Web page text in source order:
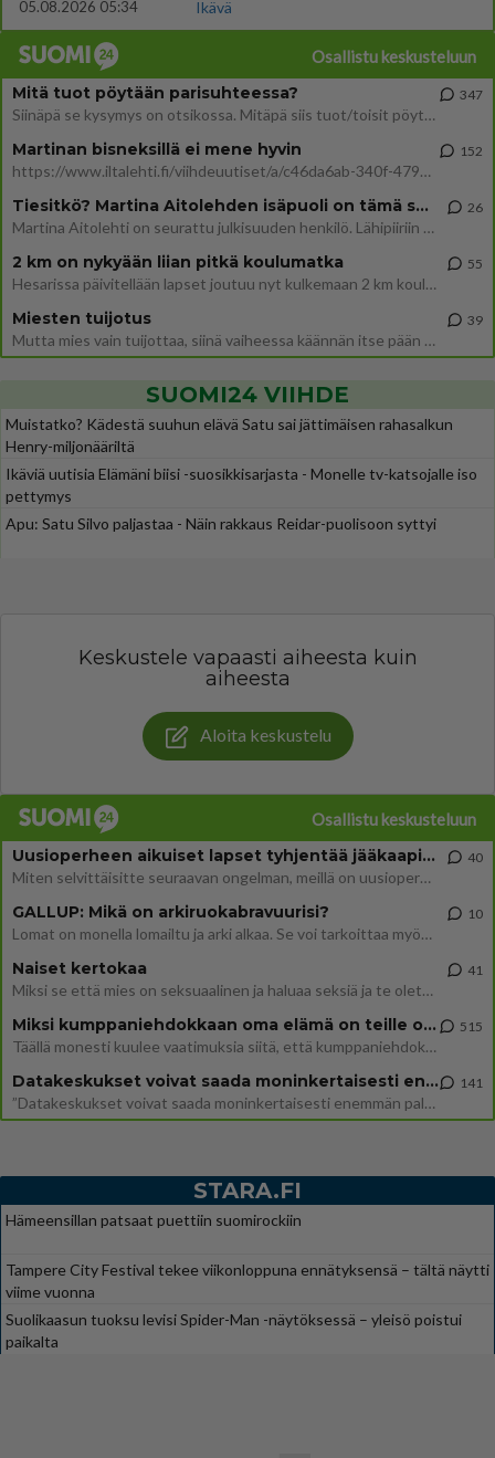
05.08.2026 05:34
Ikävä
Osallistu keskusteluun
Mitä tuot pöytään parisuhteessa?
Siinäpä se kysymys on otsikossa. Mitäpä siis tuot/toisit pöytään parisuhteessa? Oletko mies vai nainen? Koetko sen mitä
347
Martinan bisneksillä ei mene hyvin
https://www.iltalehti.fi/viihdeuutiset/a/c46da6ab-340f-4790-aaa7-0865eed2336 Yrityksen konkurssihakemus on tullut kärä
152
Tiesitkö? Martina Aitolehden isäpuoli on tämä suosittu laulaja
Martina Aitolehti on seurattu julkisuuden henkilö. Lähipiiriin mahtuu muitakin tunnettuja henkilöitä. Tiesitkö, että Ma
26
2 km on nykyään liian pitkä koulumatka
Hesarissa päivitellään lapset joutuu nyt kulkemaan 2 km kouluun jösses. Ruostefillarilla tuo matka menee vaikka miten äk
55
Miesten tuijotus
Mutta mies vain tuijottaa, siinä vaiheessa käännän itse pään pois. Mikä juttu? Yleensä jos joku tuijottaa tai katsoo, hä
39
SUOMI24 VIIHDE
Muistatko? Kädestä suuhun elävä Satu sai jättimäisen rahasalkun
Henry-miljonääriltä
Ikäviä uutisia Elämäni biisi -suosikkisarjasta - Monelle tv-katsojalle iso
pettymys
Apu: Satu Silvo paljastaa - Näin rakkaus Reidar-puolisoon syttyi
Keskustele vapaasti aiheesta kuin
aiheesta
Aloita keskustelu
Osallistu keskusteluun
Uusioperheen aikuiset lapset tyhjentää jääkaapin käydessään
Miten selvittäisitte seuraavan ongelman, meillä on uusioperhe, minulla teini-ikäiset lapset ja puolisolla aikuiset, jotk
40
GALLUP: Mikä on arkiruokabravuurisi?
Lomat on monella lomailtu ja arki alkaa. Se voi tarkoittaa myös sitä, että grillailut on grillattu ja palataan arjen ruo
10
Naiset kertokaa
Miksi se että mies on seksuaalinen ja haluaa seksiä ja te olette hänen mielestänne haluttava on vastenmielistä? Mikä sii
41
Miksi kumppaniehdokkaan oma elämä on teille ongelma?
Täällä monesti kuulee vaatimuksia siitä, että kumppaniehdokkaalla ei saisi olla lemmikkejä, lapsia, kavereita, eksiä, su
515
Datakeskukset voivat saada moninkertaisesti enemmän palautuksia kuin mitä ne maksavat veroja
”Datakeskukset voivat saada moninkertaisesti enemmän palautuksia kuin mitä ne maksavat veroja”, sanoo professori Jussi K
141
STARA.FI
Hämeensillan patsaat puettiin suomirockiin
Tampere City Festival tekee viikonloppuna ennätyksensä – tältä näytti
viime vuonna
Suolikaasun tuoksu levisi Spider-Man -näytöksessä – yleisö poistui
paikalta